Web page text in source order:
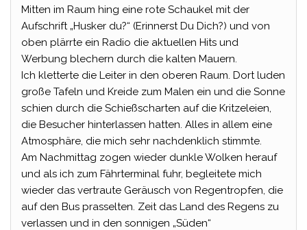
Mitten im Raum hing eine rote Schaukel mit der
Aufschrift „Husker du?“ (Erinnerst Du Dich?) und von
oben plärrte ein Radio die aktuellen Hits und
Werbung blechern durch die kalten Mauern.
Ich kletterte die Leiter in den oberen Raum. Dort luden
große Tafeln und Kreide zum Malen ein und die Sonne
schien durch die Schießscharten auf die Kritzeleien,
die Besucher hinterlassen hatten. Alles in allem eine
Atmosphäre, die mich sehr nachdenklich stimmte.
Am Nachmittag zogen wieder dunkle Wolken herauf
und als ich zum Fährterminal fuhr, begleitete mich
wieder das vertraute Geräusch von Regentropfen, die
auf den Bus prasselten. Zeit das Land des Regens zu
verlassen und in den sonnigen „Süden“